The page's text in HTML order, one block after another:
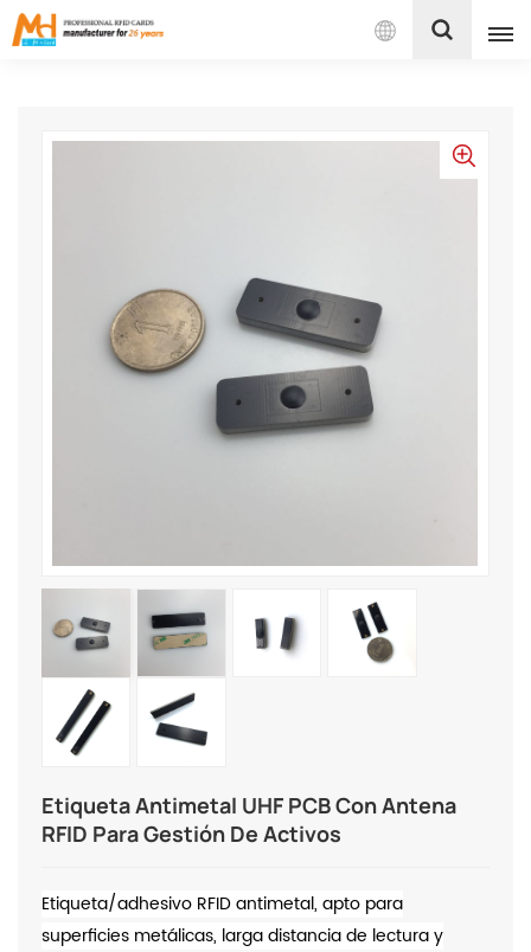
Español
Português
بالعربية
Etiqueta Antimetal UHF PCB Con Antena
RFID Para Gestión De Activos
Etiqueta/adhesivo RFID antimetal, apto para
superficies metálicas, larga distancia de lectura y